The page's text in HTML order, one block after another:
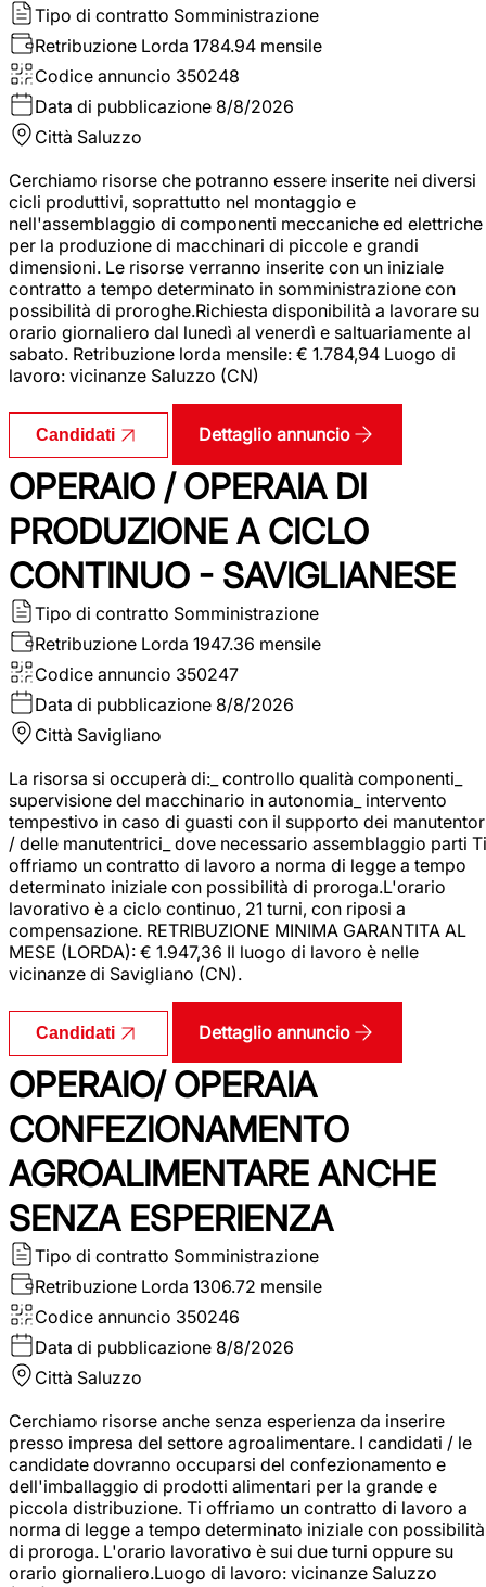
Tipo di contratto Somministrazione
Retribuzione Lorda 1784.94 mensile
Codice annuncio 350248
Data di pubblicazione 8/8/2026
Città Saluzzo
Cerchiamo risorse che potranno essere inserite nei diversi
cicli produttivi, soprattutto nel montaggio e
nell'assemblaggio di componenti meccaniche ed elettriche
per la produzione di macchinari di piccole e grandi
dimensioni. Le risorse verranno inserite con un iniziale
contratto a tempo determinato in somministrazione con
possibilità di proroghe.Richiesta disponibilità a lavorare su
orario giornaliero dal lunedì al venerdì e saltuariamente al
sabato. Retribuzione lorda mensile: € 1.784,94 Luogo di
lavoro: vicinanze Saluzzo (CN)
Candidati Dettaglio annuncio
OPERAIO / OPERAIA DI
PRODUZIONE A CICLO
CONTINUO - SAVIGLIANESE
Tipo di contratto Somministrazione
Retribuzione Lorda 1947.36 mensile
Codice annuncio 350247
Data di pubblicazione 8/8/2026
Città Savigliano
La risorsa si occuperà di:_ controllo qualità componenti_
supervisione del macchinario in autonomia_ intervento
tempestivo in caso di guasti con il supporto dei
/ delle manutentrici_ dove necessario assemblaggio parti Ti
offriamo un contratto di lavoro a norma di legge a tempo
determinato iniziale con possibilità di proroga.L'orario
lavorativo è a ciclo continuo, 21 turni, con riposi a
compensazione. RETRIBUZIONE MINIMA GARANTITA AL
MESE (LORDA): € 1.947,36 Il luogo di lavoro è nelle
vicinanze di Savigliano (CN).
Candidati Dettaglio annuncio
OPERAIO/ OPERAIA
CONFEZIONAMENTO
AGROALIMENTARE ANCHE
SENZA ESPERIENZA
Tipo di contratto Somministrazione
Retribuzione Lorda 1306.72 mensile
Codice annuncio 350246
Data di pubblicazione 8/8/2026
Città Saluzzo
Cerchiamo risorse anche senza esperienza da inserire
presso impresa del settore agroalimentare. I candidati / le
candidate dovranno occuparsi del confezionamento e
dell'imballaggio di prodotti alimentari per la grande e
piccola distribuzione. Ti offriamo un contratto di lavoro a
norma di legge a tempo determinato iniziale con possibilità
di proroga. L'orario lavorativo è sui due turni oppure su
orario giornaliero.Luogo di lavoro: vicinanze Saluzzo